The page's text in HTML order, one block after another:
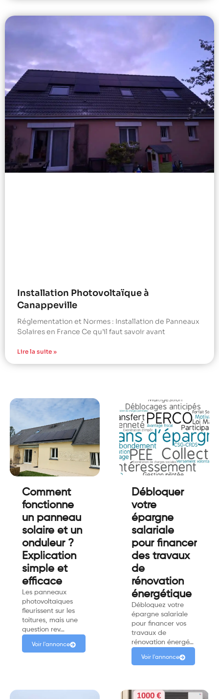
Installation Photovoltaïque à
Canappeville
Réglementation et Normes : Installation de Panneaux
Solaires en France Ce qu’il faut savoir avant
Lire la suite »
Comment
fonctionne
un panneau
solaire et un
onduleur ?
Explication
simple et
efficace
Les panneaux
photovoltaïques
fleurissent sur les
toitures, mais une
question rev…
Voir l'annonce
Débloquer
votre
épargne
salariale
pour financer
des travaux
de
rénovation
énergétique
Débloquez votre
épargne salariale
pour financer vos
travaux de
rénovation énergé…
Voir l'annonce